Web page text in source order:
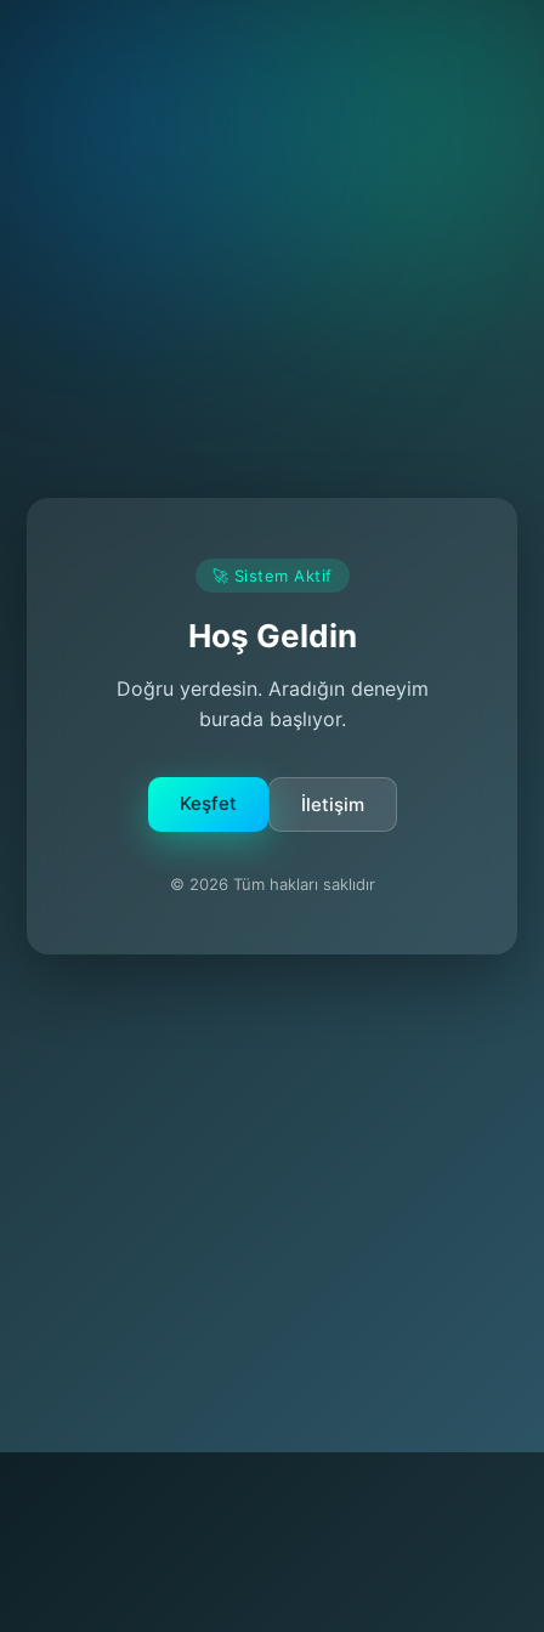
🚀 Sistem Aktif
Hoş Geldin
Doğru yerdesin. Aradığın deneyim
burada başlıyor.
Keşfet İletişim
© 2026 Tüm hakları saklıdır